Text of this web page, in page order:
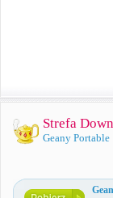
Strefa
Geany Portable